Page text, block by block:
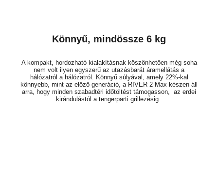
Könnyű, mindössze 6 kg
A kompakt, hordozható kialakításnak köszönhetően még soha
nem volt ilyen egyszerű az utazásbarát áramellátás a
hálózatról a hálózatról. Könnyű súlyával, amely 22%-kal
könnyebb, mint az előző generáció, a RIVER 2 Max készen áll
arra, hogy minden szabadtéri időtöltést támogasson, az erdei
kirándulástól a tengerparti grillezésig.